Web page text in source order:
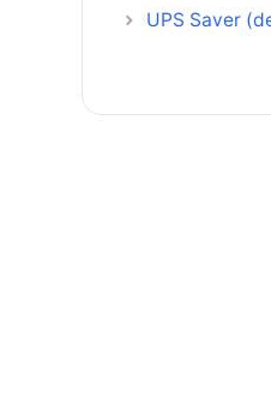
UPS Saver